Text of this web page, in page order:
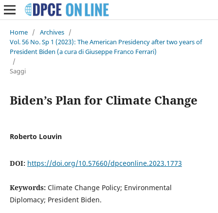
Home / Archives /
Vol. 56 No. Sp 1 (2023): The American Presidency after two years of
President Biden (a cura di Giuseppe Franco Ferrari)
/
Saggi
Biden’s Plan for Climate Change
Roberto Louvin
DOI: https://doi.org/10.57660/dpceonline.2023.1773
Keywords: Climate Change Policy; Environmental
Diplomacy; President Biden.